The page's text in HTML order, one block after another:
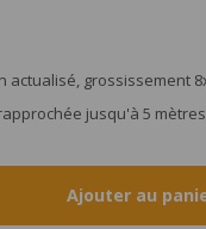
actualisé, grossissement
jusqu'à 5
Ajouter au